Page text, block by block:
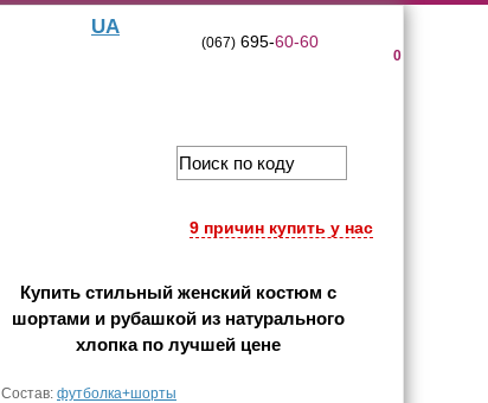
UA
0
(067)695-60-60
9 причин купить у нас
Купить стильный женский костюм с
шортами и рубашкой из натурального
хлопкапо лучшей цене
Состав: футболка+шорты